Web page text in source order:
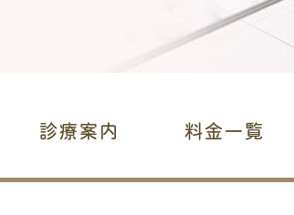
診療案内 料金一覧